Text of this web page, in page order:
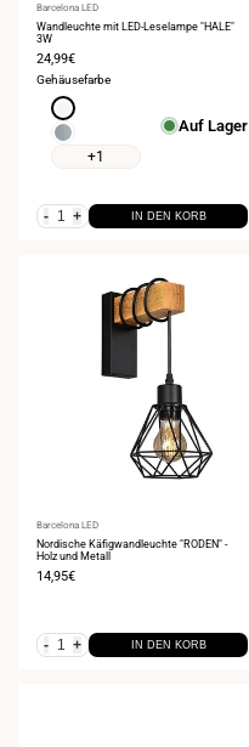
Anbieter:
Barcelona LED
Wandleuchte mit LED-Leselampe "HALE"
3W
Verkaufspreis
24,99€
Gehäusefarbe
Weiß
Chrom
+1
Auf Lager
- + IN DEN KORB
Anbieter:
Barcelona LED
Nordische Käfigwandleuchte "RODEN" -
Holz und Metall
Verkaufspreis
14,95€
- + IN DEN KORB